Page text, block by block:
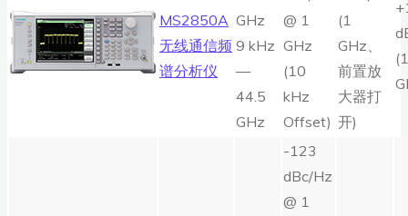
MS2850A
无线通信频
谱分析仪
GHz
9 kHz
—
44.5
GHz
@ 1
GHz
(10
kHz
Offset)
(1
GHz、
前置放
大器打
开)
(1
-123
dBc/Hz
@ 1